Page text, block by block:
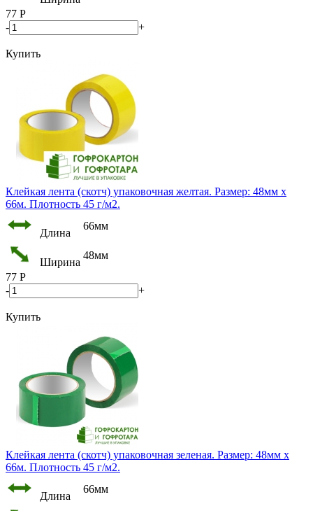
77 Р
-
+
Купить
Клейкая лента (скотч) упаковочная желтая. Размер: 48мм х
66м. Плотность 45 г/м2.
Длина
66мм
Ширина
48мм
77 Р
-
+
Купить
Клейкая лента (скотч) упаковочная зеленая. Размер: 48мм х
66м. Плотность 45 г/м2.
Длина
66мм